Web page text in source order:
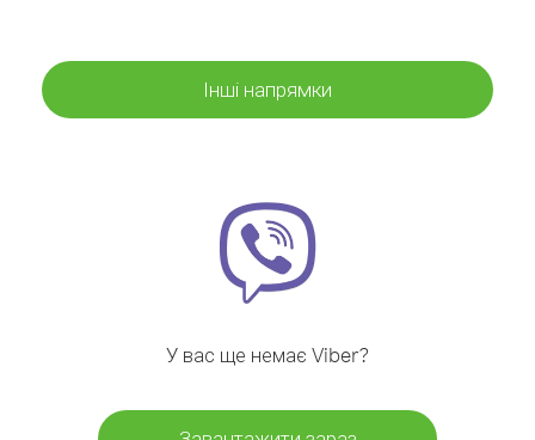
Інші напрямки
У вас ще немає Viber?